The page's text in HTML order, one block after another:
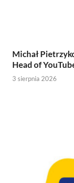
Michał
Head of
3 sierpnia 2026